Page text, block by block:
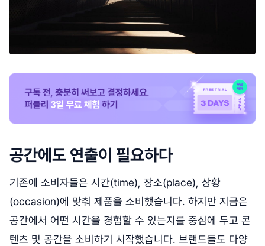
공간에도 연출이 필요하다
기존에 소비자들은 시간(time), 장소(place), 상황
(occasion)에 맞춰 제품을 소비했습니다. 하지만 지금은
공간에서 어떤 시간을 경험할 수 있는지를 중심에 두고 콘
텐츠 및 공간을 소비하기 시작했습니다. 브랜드들도 다양